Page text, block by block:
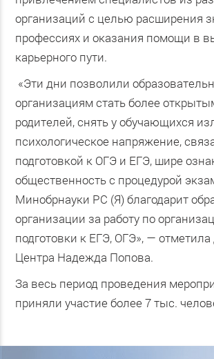
организаций с целью расширения
профессиях и оказания помощи в
карьерного пути.
«Эти дни позволили
организациям стать более
родителей, снять у обучающихся
психологическое напряжение,
подготовкой к ОГЭ и ЕГЭ, шире
общественность с процедурой
Минобрнауки РС (Я) благодарит
организации за работу по
подготовки к ЕГЭ, ОГЭ», — отметила
Центра Надежда Попова.
За весь период проведения
приняли участие более 7 тыс.